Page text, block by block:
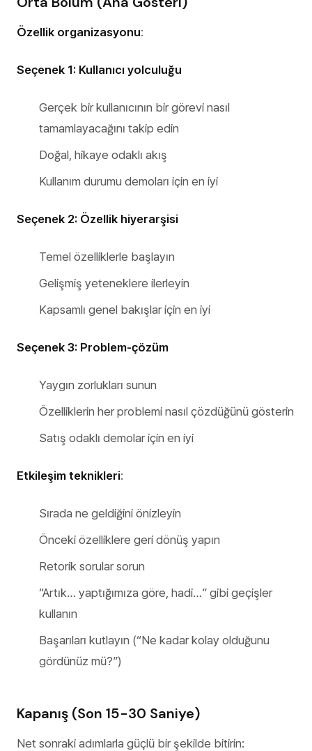
Özellik organizasyonu:
Seçenek 1: Kullanıcı yolculuğu
Gerçek bir kullanıcının bir görevi nasıl
tamamlayacağını takip edin
Doğal, hikaye odaklı akış
Kullanım durumu demoları için en iyi
Seçenek 2: Özellik hiyerarşisi
Temel özelliklerle başlayın
Gelişmiş yeteneklere ilerleyin
Kapsamlı genel bakışlar için en iyi
Seçenek 3: Problem-çözüm
Yaygın zorlukları sunun
Özelliklerin her problemi nasıl çözdüğünü gösterin
Satış odaklı demolar için en iyi
Etkileşim teknikleri:
Sırada ne geldiğini önizleyin
Önceki özelliklere geri dönüş yapın
Retorik sorular sorun
“Artık… yaptığımıza göre, hadi…” gibi geçişler
kullanın
Başarıları kutlayın (“Ne kadar kolay olduğunu
gördünüz mü?”)
Kapanış (Son 15-30 Saniye)
Net sonraki adımlarla güçlü bir şekilde bitirin: